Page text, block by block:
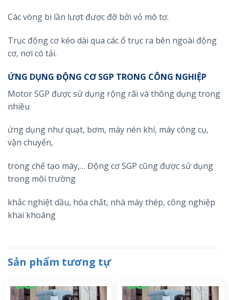
Các vòng bi lần lượt được đỡ bởi vỏ mô tơ.
Trục động cơ kéo dài qua các ổ trục ra bên ngoài động
cơ, nơi có tải.
ỨNG DỤNG ĐỘNG CƠ SGP TRONG CÔNG NGHIỆP
Motor SGP được sử dụng rộng rãi và thông dụng trong
nhiều
ứng dụng như quạt, bơm, máy nén khí, máy công cụ,
vận chuyển,
trong chế tạo máy,… Động cơ SGP cũng được sử dụng
trong môi trường
khắc nghiệt dầu, hóa chất, nhà máy thép, công nghiệp
khai khoáng
Sản phẩm tương tự